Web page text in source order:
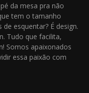
da mesa pra não
tem o tamanho
esquentar? É design.
Tudo que facilita,
Somos apaixonados
essa paixão com